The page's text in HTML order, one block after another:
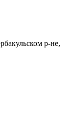
р-не,